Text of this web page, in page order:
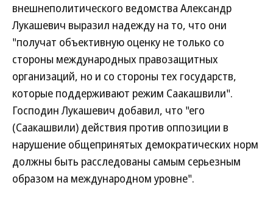
внешнеполитического ведомства Александр
Лукашевич выразил надежду на то, что они
"получат объективную оценку не только со
стороны международных правозащитных
организаций, но и со стороны тех государств,
которые поддерживают режим Саакашвили".
Господин Лукашевич добавил, что "его
(Саакашвили) действия против оппозиции в
нарушение общепринятых демократических норм
должны быть расследованы самым серьезным
образом на международном уровне".